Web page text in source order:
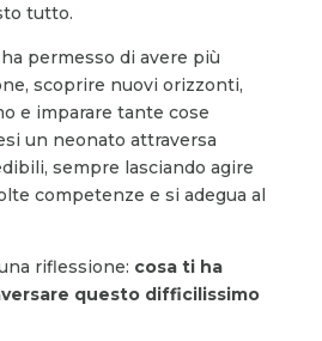
tutto.
permesso di avere più
scoprire nuovi orizzonti,
e imparare tante cose
un neonato attraversa
sempre lasciando agire
competenze e si adegua al
riflessione: cosa ti ha
questo difficilissimo